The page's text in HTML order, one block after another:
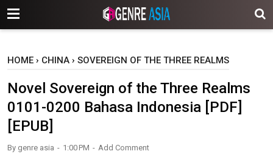
-->
HOME › CHINA › SOVEREIGN OF THE THREE REALMS
Novel Sovereign of the Three Realms
0101-0200 Bahasa Indonesia [PDF]
[EPUB]
By genre asia 1:00 PM Add Comment